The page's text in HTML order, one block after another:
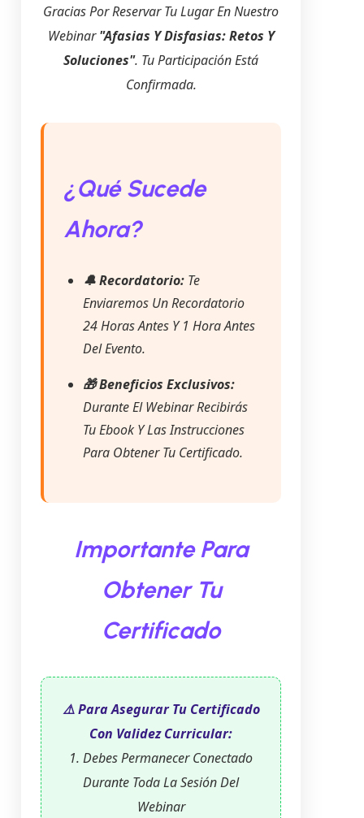
Gracias Por Reservar Tu Lugar En Nuestro
Webinar"Afasias Y Disfasias: Retos Y
Soluciones". Tu Participación Está
Confirmada.
¿Qué Sucede
Ahora?
🔔 Recordatorio: Te
Enviaremos Un Recordatorio
24 Horas Antes Y 1 Hora Antes
Del Evento.
🎁 Beneficios Exclusivos:
Durante El Webinar Recibirás
Tu Ebook Y Las Instrucciones
Para Obtener Tu Certificado.
Importante Para
Obtener Tu
Certificado
⚠️ Para Asegurar Tu Certificado
Con Validez Curricular:
1. Debes Permanecer Conectado
Durante Toda La Sesión Del
Webinar